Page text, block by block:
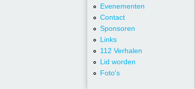
Evenementen
Contact
Sponsoren
Links
112 Verhalen
Lid worden
Foto's